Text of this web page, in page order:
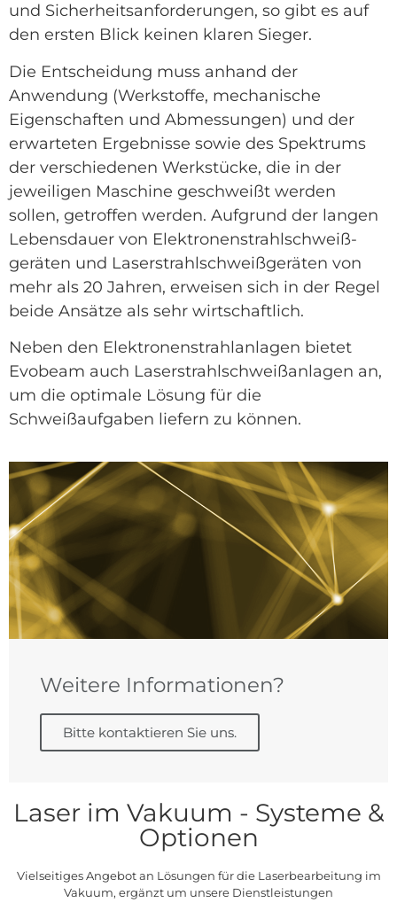
und Sicherheitsanforderungen, so gibt es auf
den ersten Blick keinen klaren Sieger.
Die Entscheidung muss anhand der
Anwendung (Werkstoffe, mechanische
Eigenschaften und Abmessungen) und der
erwarteten Ergebnisse sowie des Spektrums
der verschiedenen Werkstücke, die in der
jeweiligen Maschine geschweißt werden
sollen, getroffen werden. Aufgrund der langen
Lebensdauer von Elektronenstrahlschweiß-
geräten und Laserstrahlschweißgeräten von
mehr als 20 Jahren, erweisen sich in der Regel
beide Ansätze als sehr wirtschaftlich.
Neben den Elektronenstrahlanlagen bietet
Evobeam auch Laserstrahlschweißanlagen an,
um die optimale Lösung für die
Schweißaufgaben liefern zu können.
Weitere Informationen?
Bitte kontaktieren Sie uns.
Laser im Vakuum - Systeme &
Optionen
Vielseitiges Angebot an Lösungen für die Laserbearbeitung im
Vakuum, ergänzt um unsere Dienstleistungen